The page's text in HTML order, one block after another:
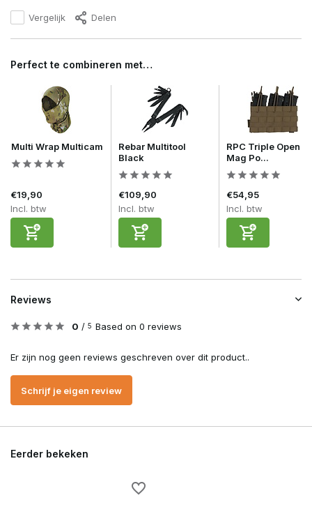
Vergelijk Delen
Perfect te combineren met…
Multi Wrap Multicam
€19,90
Incl. btw
Rebar Multitool
Black
€109,90
Incl. btw
RPC Triple Open
Mag Po...
€54,95
Incl. btw
Reviews
0 / 5 Based on 0 reviews
Er zijn nog geen reviews geschreven over dit product..
Schrijf je eigen review
Eerder bekeken